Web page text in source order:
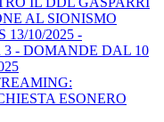
AL SIONISMO
13/10/2025 -
3 - DOMANDE DAL 10
ESONERO